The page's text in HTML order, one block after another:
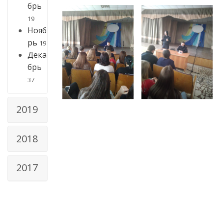
брь
19
Нояб
рь 19
Дека
брь
37
2019
2018
2017